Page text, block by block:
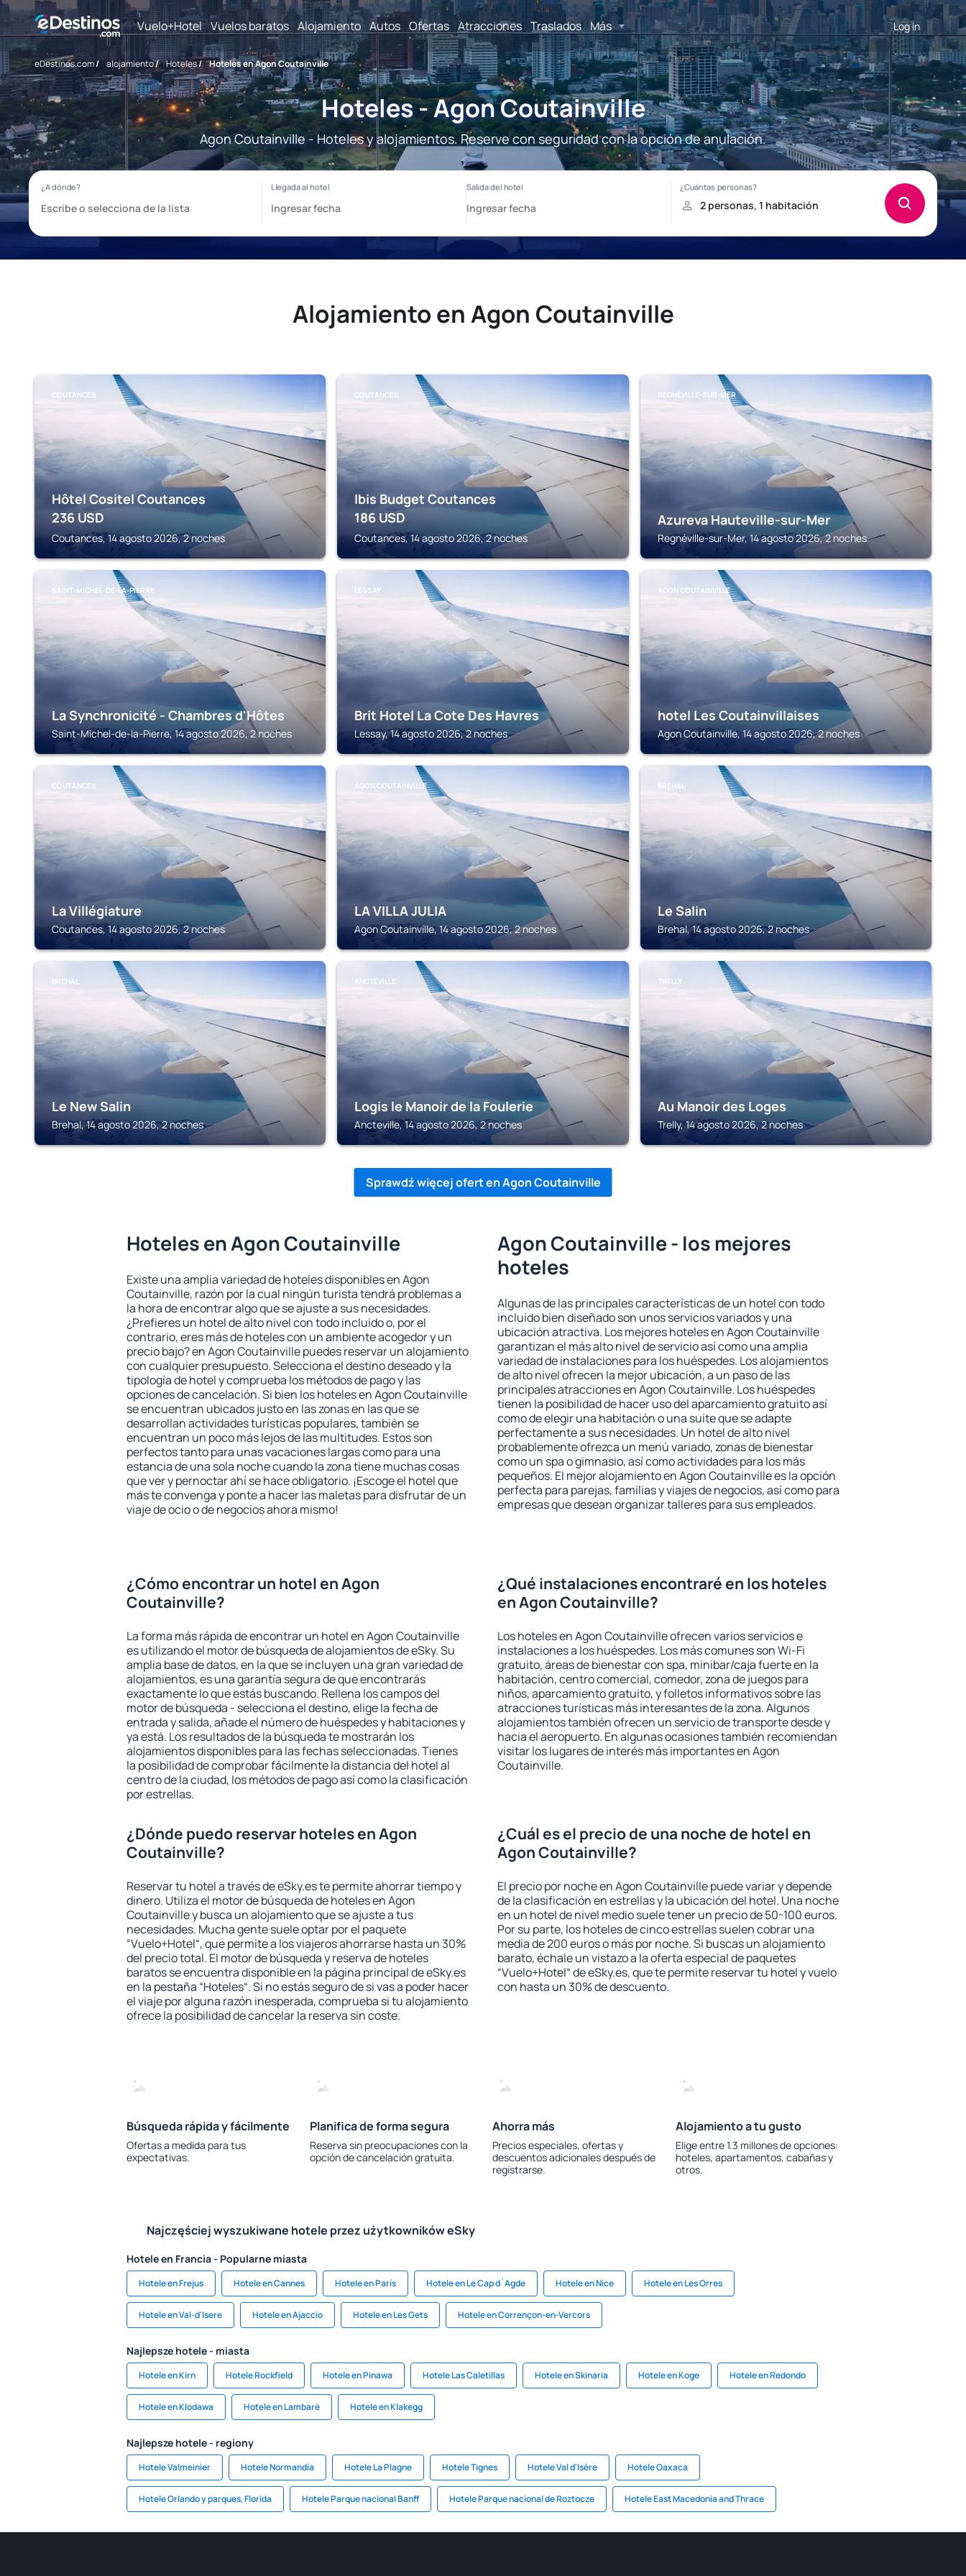
Vuelo+Hotel Vuelos baratos Alojamiento Autos Ofertas Atracciones Traslados Más Log in
eDestinos.com/ alojamiento/ Hoteles/ Hoteles en Agon Coutainville
Hoteles - Agon Coutainville
Agon Coutainville - Hoteles y alojamientos. Reserve con seguridad con la opción de anulación.
Alojamiento en Agon Coutainville
COUTANCES
Hôtel Cositel Coutances
236 USD
Coutances, 14 agosto 2026, 2 noches
COUTANCES
Ibis Budget Coutances
186 USD
Coutances, 14 agosto 2026, 2 noches
REGNÉVILLE-SUR-MER
Azureva Hauteville-sur-Mer
Regnéville-sur-Mer, 14 agosto 2026, 2 noches
SAINT-MICHEL-DE-LA-PIERRE
La Synchronicité - Chambres d'Hôtes
Saint-Michel-de-la-Pierre, 14 agosto 2026, 2 noches
LESSAY
Brit Hotel La Cote Des Havres
Lessay, 14 agosto 2026, 2 noches
AGON COUTAINVILLE
hotel Les Coutainvillaises
Agon Coutainville, 14 agosto 2026, 2 noches
COUTANCES
La Villégiature
Coutances, 14 agosto 2026, 2 noches
AGON COUTAINVILLE
LA VILLA JULIA
Agon Coutainville, 14 agosto 2026, 2 noches
BREHAL
Le Salin
Brehal, 14 agosto 2026, 2 noches
BREHAL
Le New Salin
Brehal, 14 agosto 2026, 2 noches
ANCTEVILLE
Logis le Manoir de la Foulerie
Ancteville, 14 agosto 2026, 2 noches
TRELLY
Au Manoir des Loges
Trelly, 14 agosto 2026, 2 noches
Sprawdź więcej ofert en Agon Coutainville
Hoteles en Agon Coutainville
Existe una amplia variedad de hoteles disponibles en Agon
Coutainville, razón por la cual ningún turista tendrá problemas a
la hora de encontrar algo que se ajuste a sus necesidades.
¿Prefieres un hotel de alto nivel con todo incluido o, por el
contrario, eres más de hoteles con un ambiente acogedor y un
precio bajo? en Agon Coutainville puedes reservar un alojamiento
con cualquier presupuesto. Selecciona el destino deseado y la
tipología de hotel y comprueba los métodos de pago y las
opciones de cancelación. Si bien los hoteles en Agon Coutainville
se encuentran ubicados justo en las zonas en las que se
desarrollan actividades turísticas populares, también se
encuentran un poco más lejos de las multitudes. Estos son
perfectos tanto para unas vacaciones largas como para una
estancia de una sola noche cuando la zona tiene muchas cosas
que ver y pernoctar ahí se hace obligatorio. ¡Escoge el hotel que
más te convenga y ponte a hacer las maletas para disfrutar de un
viaje de ocio o de negocios ahora mismo!
Agon Coutainville - los mejores
hoteles
Algunas de las principales características de un hotel con todo
incluido bien diseñado son unos servicios variados y una
ubicación atractiva. Los mejores hoteles en Agon Coutainville
garantizan el más alto nivel de servicio así como una amplia
variedad de instalaciones para los huéspedes. Los alojamientos
de alto nivel ofrecen la mejor ubicación, a un paso de las
principales atracciones en Agon Coutainville. Los huéspedes
tienen la posibilidad de hacer uso del aparcamiento gratuito así
como de elegir una habitación o una suite que se adapte
perfectamente a sus necesidades. Un hotel de alto nivel
probablemente ofrezca un menú variado, zonas de bienestar
como un spa o gimnasio, así como actividades para los más
pequeños. El mejor alojamiento en Agon Coutainville es la opción
perfecta para parejas, familias y viajes de negocios, así como para
empresas que desean organizar talleres para sus empleados.
¿Cómo encontrar un hotel en Agon
Coutainville?
La forma más rápida de encontrar un hotel en Agon Coutainville
es utilizando el motor de búsqueda de alojamientos de eSky. Su
amplia base de datos, en la que se incluyen una gran variedad de
alojamientos, es una garantía segura de que encontrarás
exactamente lo que estás buscando. Rellena los campos del
motor de búsqueda - selecciona el destino, elige la fecha de
entrada y salida, añade el número de huéspedes y habitaciones y
ya está. Los resultados de la búsqueda te mostrarán los
alojamientos disponibles para las fechas seleccionadas. Tienes
la posibilidad de comprobar fácilmente la distancia del hotel al
centro de la ciudad, los métodos de pago así como la clasificación
por estrellas.
¿Qué instalaciones encontraré en los hoteles
en Agon Coutainville?
Los hoteles en Agon Coutainville ofrecen varios servicios e
instalaciones a los huéspedes. Los más comunes son Wi-Fi
gratuito, áreas de bienestar con spa, minibar/caja fuerte en la
habitación, centro comercial, comedor, zona de juegos para
niños, aparcamiento gratuito, y folletos informativos sobre las
atracciones turísticas más interesantes de la zona. Algunos
alojamientos también ofrecen un servicio de transporte desde y
hacia el aeropuerto. En algunas ocasiones también recomiendan
visitar los lugares de interés más importantes en Agon
Coutainville.
¿Dónde puedo reservar hoteles en Agon
Coutainville?
Reservar tu hotel a través de eSky.es te permite ahorrar tiempo y
dinero. Utiliza el motor de búsqueda de hoteles en Agon
Coutainville y busca un alojamiento que se ajuste a tus
necesidades. Mucha gente suele optar por el paquete
“Vuelo+Hotel“, que permite a los viajeros ahorrarse hasta un 30%
del precio total. El motor de búsqueda y reserva de hoteles
baratos se encuentra disponible en la página principal de eSky.es
en la pestaña “Hoteles“. Si no estás seguro de si vas a poder hacer
el viaje por alguna razón inesperada, comprueba si tu alojamiento
ofrece la posibilidad de cancelar la reserva sin coste.
¿Cuál es el precio de una noche de hotel en
Agon Coutainville?
El precio por noche en Agon Coutainville puede variar y depende
de la clasificación en estrellas y la ubicación del hotel. Una noche
en un hotel de nivel medio suele tener un precio de 50-100 euros.
Por su parte, los hoteles de cinco estrellas suelen cobrar una
media de 200 euros o más por noche. Si buscas un alojamiento
barato, échale un vistazo a la oferta especial de paquetes
“Vuelo+Hotel“ de eSky.es, que te permite reservar tu hotel y vuelo
con hasta un 30% de descuento.
Búsqueda rápida y fácilmente
Ofertas a medida para tus
expectativas.
Planifica de forma segura
Reserva sin preocupaciones con la
opción de cancelación gratuita.
Ahorra más
Precios especiales, ofertas y
descuentos adicionales después de
registrarse.
Alojamiento a tu gusto
Elige entre 1.3 millones de opciones:
hoteles, apartamentos, cabañas y
otros.
Najczęściej wyszukiwane hotele przez użytkowników eSky
Hotele en Francia - Popularne miasta
Hotele en Frejus Hotele en Cannes Hotele en París Hotele en Le Cap d`Agde Hotele en Nice Hotele en Les Orres
Hotele en Val-d'Isere Hotele en Ajaccio Hotele en Les Gets Hotele en Corrençon-en-Vercors
Najlepsze hotele - miasta
Hotele en Kirn Hotele Rockfield Hotele en Pinawa Hotele Las Caletillas Hotele en Skinaria Hotele en Koge Hotele en Redondo
Hotele en Klodawa Hotele en Lambaré Hotele en Klakegg
Najlepsze hotele - regiony
Hotele Valmeinier Hotele Normandía Hotele La Plagne Hotele Tignes Hotele Val d'Isère Hotele Oaxaca
Hotele Orlando y parques, Florida Hotele Parque nacional Banff Hotele Parque nacional de Roztocze Hotele East Macedonia and Thrace